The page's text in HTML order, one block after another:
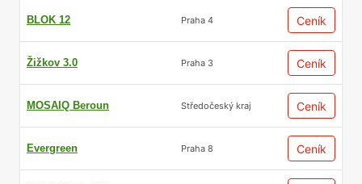
BLOK 12 Praha 4 Ceník
Žižkov 3.0 Praha 3 Ceník
MOSAIQ Beroun Středočeský kraj Ceník
Evergreen Praha 8 Ceník